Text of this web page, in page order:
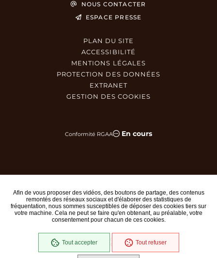
Afin de vous proposer des vidéos, des boutons de partage, des contenus
remontés des réseaux sociaux et d'élaborer des statistiques de
fréquentation, nous sommes susceptibles de déposer des cookies tiers sur
votre machine. Cela ne peut se faire qu'en obtenant, au préalable, votre
consentement pour chacun de ces cookies.
Tout accepter Tout refuser
NOUS CONTACTER
ESPACE PRESSE
PLAN DU SITE
ACCESSIBILITÉ
MENTIONS LÉGALES
PROTECTION DES DONNÉES
EXTRANET
GESTION DES COOKIES
Conformité RGAA En cours
Partenaire(s)